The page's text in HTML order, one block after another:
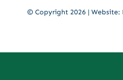
© Copyright 2026 | Website: